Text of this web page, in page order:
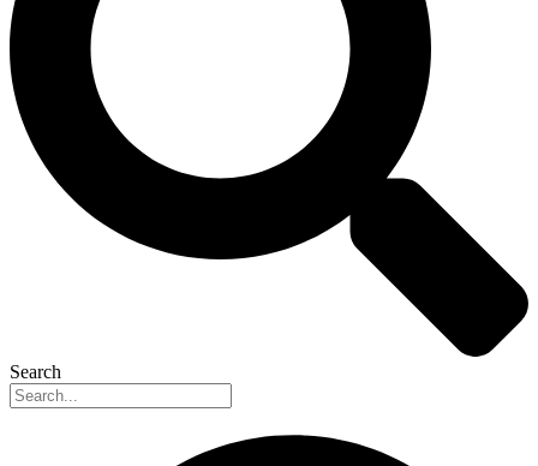
Search